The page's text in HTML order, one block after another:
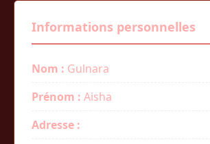
Informations personnelles
Nom : Gulnara
Prénom : Aisha
Adresse :